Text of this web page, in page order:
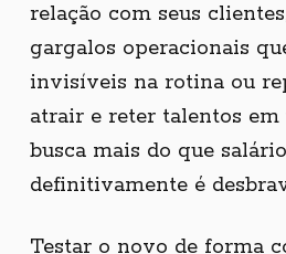
relação com seus
gargalos operacionais
invisíveis na rotina ou
atrair e reter talentos em
busca mais do que
definitivamente é
Testar o novo de forma